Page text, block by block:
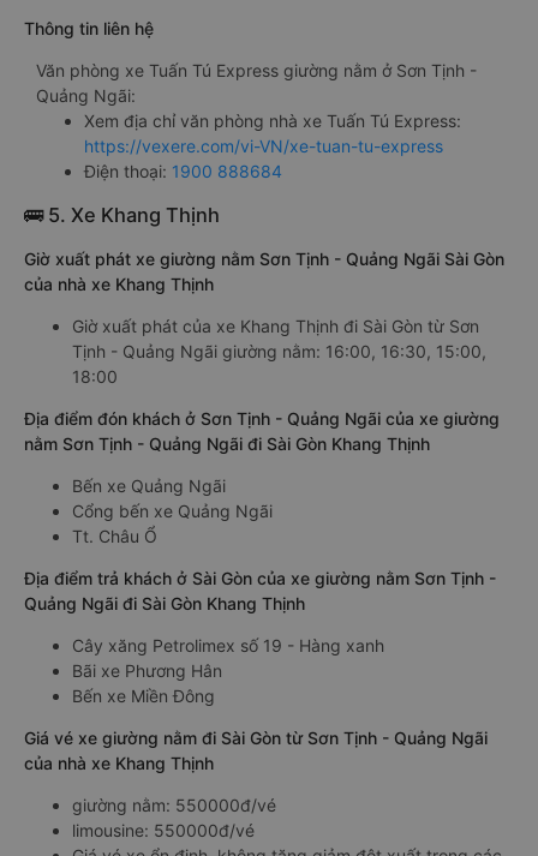
Thông tin liên hệ
Văn phòng xe Tuấn Tú Express giường nằm ở Sơn Tịnh -
Quảng Ngãi:
Xem địa chỉ văn phòng nhà xe Tuấn Tú Express:
https://vexere.com/vi-VN/xe-tuan-tu-express
Điện thoại: 1900 888684
🚌 5. Xe Khang Thịnh
Giờ xuất phát xe giường nằm Sơn Tịnh - Quảng Ngãi Sài Gòn
của nhà xe Khang Thịnh
Giờ xuất phát của xe Khang Thịnh đi Sài Gòn từ Sơn
Tịnh - Quảng Ngãi giường nằm: 16:00, 16:30, 15:00,
18:00
Địa điểm đón khách ở Sơn Tịnh - Quảng Ngãi của xe giường
nằm Sơn Tịnh - Quảng Ngãi đi Sài Gòn Khang Thịnh
Bến xe Quảng Ngãi
Cổng bến xe Quảng Ngãi
Tt. Châu Ổ
Địa điểm trả khách ở Sài Gòn của xe giường nằm Sơn Tịnh -
Quảng Ngãi đi Sài Gòn Khang Thịnh
Cây xăng Petrolimex số 19 - Hàng xanh
Bãi xe Phương Hân
Bến xe Miền Đông
Giá vé xe giường nằm đi Sài Gòn từ Sơn Tịnh - Quảng Ngãi
của nhà xe Khang Thịnh
giường nằm: 550000đ/vé
limousine: 550000đ/vé